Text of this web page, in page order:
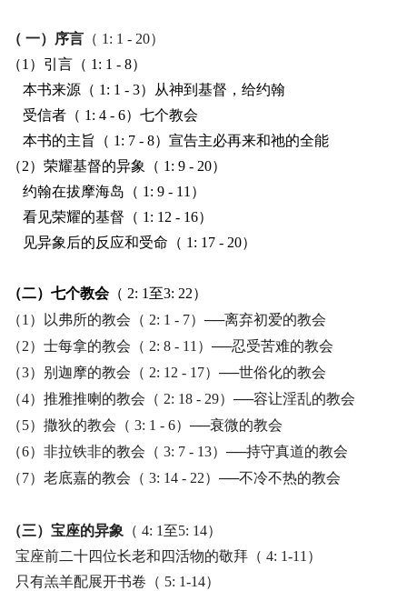
（ 一）序言 （ 1: 1 - 20）
（1 ）引言（ 1: 1 - 8）
本书来源（ 1: 1 - 3）从神到基督，给约翰
受信者（ 1: 4 - 6）七个教会
本书的主旨（ 1: 7 - 8）宣告主必再来和祂的全能
（2）荣耀基督的异象（ 1: 9 - 20）
约翰在拔摩海岛（ 1: 9 - 11 ）
看见荣耀的基督（ 1: 12 - 16）
见异象后的反应和受命（ 1: 17 - 20）
（二）七个教会（ 2: 1至3: 22）
（1）以弗所的教会（ 2: 1 - 7）──离弃初爱的教会
（2）士每拿的教会（ 2: 8 - 11）──忍受苦难的教会
（3）别迦摩的教会（ 2: 12 - 17）──世俗化的教会
（4）推雅推喇的教会（ 2: 18 - 29）──容让淫乱的教会
（5）撒狄的教会（ 3: 1 - 6）──衰微的教会
（6）非拉铁非的教会（ 3: 7 - 13）──持守真道的教会
（7）老底嘉的教会（ 3: 14 - 22）──不冷不热的教会
（三）宝座的异象 （ 4: 1至5: 14）
宝座前二十四位长老和四活物的敬拜（ 4: 1-11）
只有羔羊配展开书卷（ 5: 1-14）